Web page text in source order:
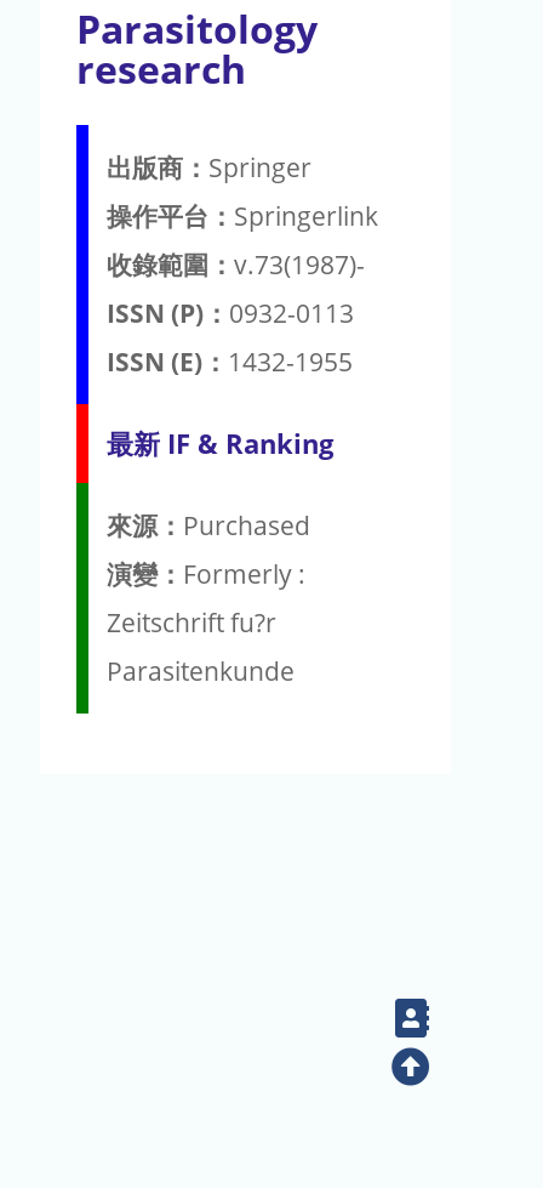
Parasitology
research
出版商： Springer
操作平台： Springerlink
收錄範圍： v.73(1987)-
ISSN (P)： 0932-0113
ISSN (E)： 1432-1955
最新 IF & Ranking
來源： Purchased
演變： Formerly :
Zeitschrift fu?r
Parasitenkunde
Contact